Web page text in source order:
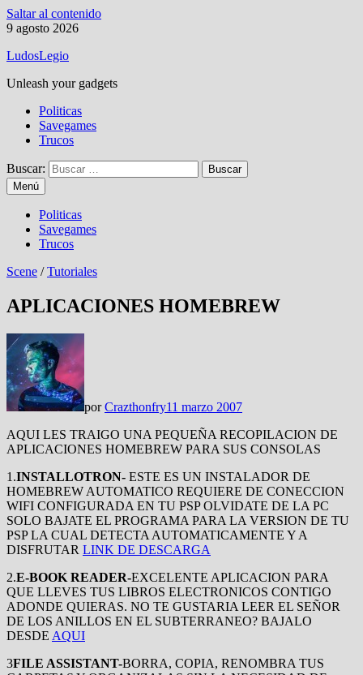
Saltar al contenido
9 agosto 2026
LudosLegio
Unleash your gadgets
Politicas
Savegames
Trucos
Buscar:
Menú
Politicas
Savegames
Trucos
Scene /Tutoriales
APLICACIONES HOMEBREW
porCrazthonfry11 marzo 2007
AQUI LES TRAIGO UNA PEQUEÑA RECOPILACION DE
APLICACIONES HOMEBREW PARA SUS CONSOLAS
1.INSTALLOTRON- ESTE ES UN INSTALADOR DE
HOMEBREW AUTOMATICO REQUIERE DE CONECCION
WIFI CONFIGURADA EN TU PSP OLVIDATE DE LA PC
SOLO BAJATE EL PROGRAMA PARA LA VERSION DE TU
PSP LA CUAL DETECTA AUTOMATICAMENTE Y A
DISFRUTAR LINK DE DESCARGA
2.E-BOOK READER-EXCELENTE APLICACION PARA
QUE LLEVES TUS LIBROS ELECTRONICOS CONTIGO
ADONDE QUIERAS. NO TE GUSTARIA LEER EL SEÑOR
DE LOS ANILLOS EN EL SUBTERRANEO? BAJALO
DESDE AQUI
3FILE ASSISTANT-BORRA, COPIA, RENOMBRA TUS